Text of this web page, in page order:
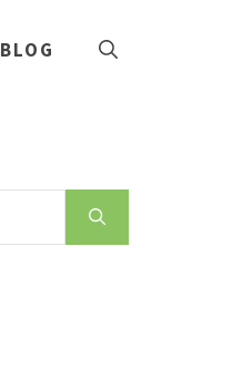
BLOG